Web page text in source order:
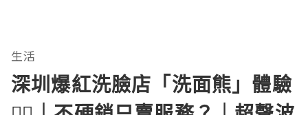
生活
深圳爆紅洗臉店「洗面熊」體驗